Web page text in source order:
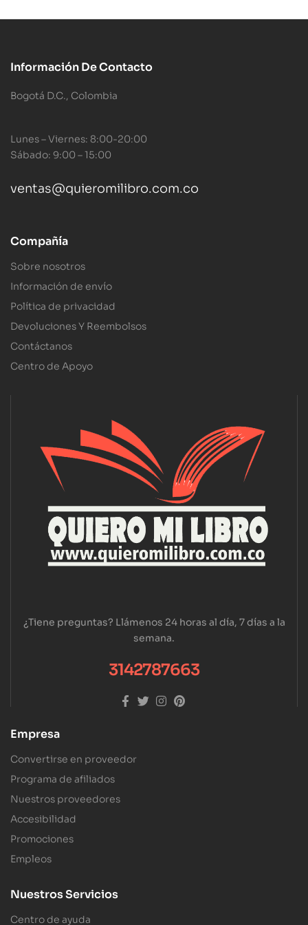
Información De Contacto
Bogotá D.C., Colombia
Lunes – Viernes: 8:00-20:00
Sábado: 9:00 – 15:00
ventas@quieromilibro.com.co
Compañía
Sobre nosotros
Información de envío
Política de privacidad
Devoluciones Y Reembolsos
Contáctanos
Centro de Apoyo
¿Tiene preguntas? Llámenos 24 horas al día, 7 días a la
semana.
3142787663
Empresa
Convertirse en proveedor
Programa de afiliados
Nuestros proveedores
Accesibilidad
Promociones
Empleos
Nuestros Servicios
Centro de ayuda